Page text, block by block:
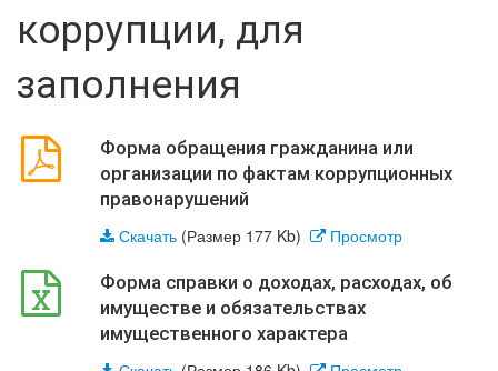
коррупции, для
заполнения
Форма обращения гражданина или
организации по фактам коррупционных
правонарушений
Скачать(Размер 177 Kb) Просмотр
Форма справки о доходах, расходах, об
имуществе и обязательствах
имущественного характера